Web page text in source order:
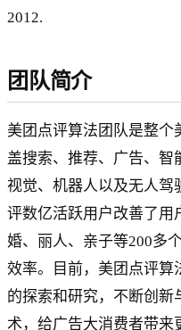
2012.
团队简介
美团点评算法团队是整个
盖搜索、推荐、广告、
视觉、机器人以及无人驾
评数亿活跃用户改善了用
婚、丽人、亲子等200多
效率。目前，美团点评算
的探索和研究，不断创
术，给广告大消费者带来